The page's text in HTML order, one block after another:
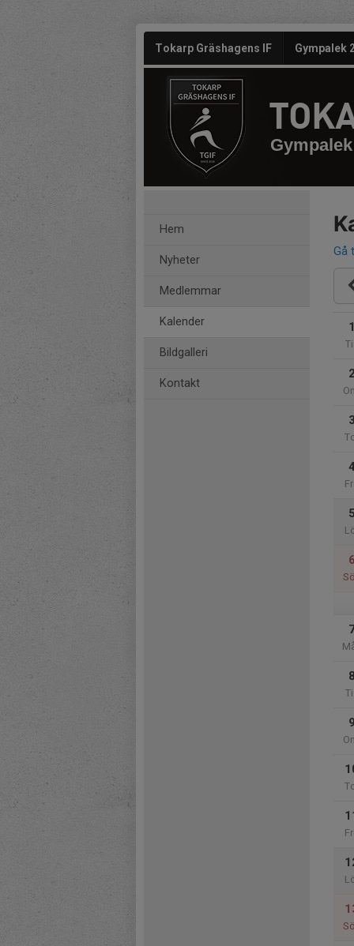
Tokarp Gräshagens IF Gympalek
Hem
Nyheter
Medlemmar
Kalender
Bildgalleri
Kontakt
Gå
1
2
3
5
6
8
9